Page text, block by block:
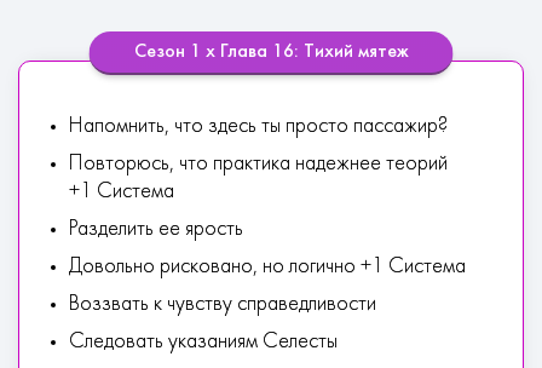
Сезон 1 х Глава 16: Тихий мятеж
Напомнить, что здесь ты просто пассажир?
Повторюсь, что практика надежнее теорий
+1 Система
Разделить ее ярость
Довольно рисковано, но логично +1 Система
Воззвать к чувству справедливости
Следовать указаниям Селесты